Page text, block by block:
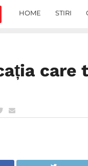
HOME STIRI
care